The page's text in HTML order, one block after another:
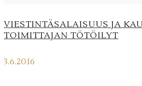
VIESTINTÄSALAISUUS JA
TOIMITTAJAN TÖTÖILYT
3.6.2016